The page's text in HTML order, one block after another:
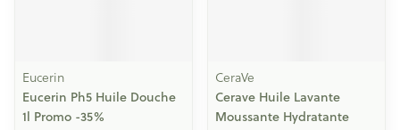
Eucerin
Eucerin Ph5 Huile Douche
1l Promo -35%
CeraVe
Cerave Huile Lavante
Moussante Hydratante